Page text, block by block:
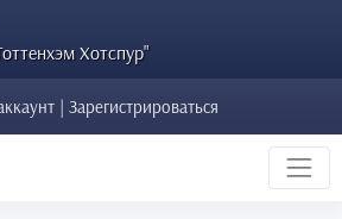
Хотспур"
| Зарегистрироваться